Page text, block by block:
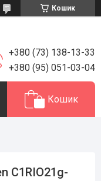
Кошик
+380 (73) 138-13-33
+380 (95) 051-03-04
Кошик
C1RIO21g-